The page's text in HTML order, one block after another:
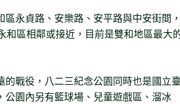
永貞路、安樂路、安平路與中安街間
和區相鄰或接近，目前是雙和地區最大
戰役，八二三紀念公園同時也是國立
園內另有籃球場、兒童遊戲區、溜冰